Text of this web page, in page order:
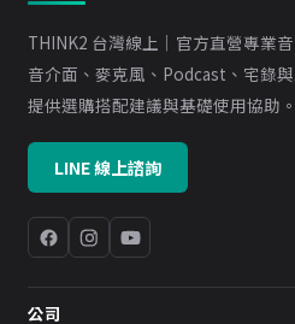
THINK2 台灣線上｜官方直營專業
音介面、麥克風、Podcast、宅錄與
提供選購搭配建議與基礎使用協助。
LINE 線上諮詢
公司